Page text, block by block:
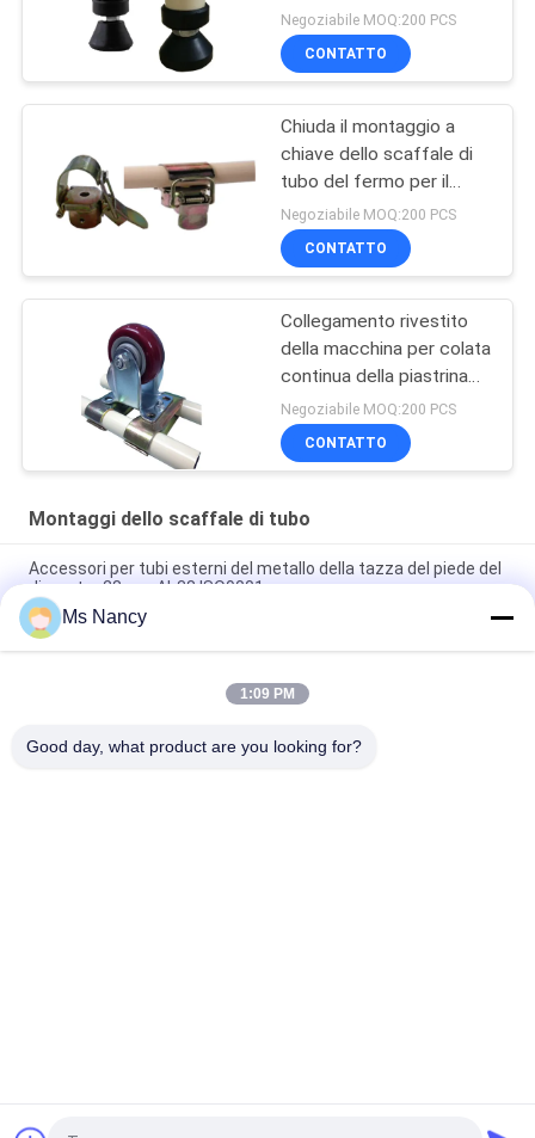
sistema di racking di tubo
Negoziabile MOQ:200 PCS
CONTATTO
Chiuda il montaggio a
chiave dello scaffale di
tubo del fermo per il
collegamento dei
prodotti separati dello
scaffale di tubo
Negoziabile MOQ:200 PCS
CONTATTO
Collegamento rivestito
della macchina per colata
continua della piastrina
della cima della parte
girevole degli accessori
per tubi del vapore del
dell'ABS
Negoziabile MOQ:200 PCS
CONTATTO
Montaggi dello scaffale di tubo
Accessori per tubi esterni del metallo della tazza del piede del
diametro 28mm Al-38 ISO9001
Montaggi di alluminio ISO9001 dello scaffale di tubo della
tazza del piede per il tubo di 28mm
Timbratura fermo laterale resistente del morsetto di tubo di
Ms Nancy
1:09 PM
Good day, what product are you looking for?